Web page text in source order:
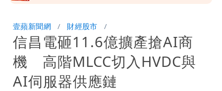
心海水倒灌再淹水
壹蘋新聞網 財經股市
信昌電砸11.6億擴產搶AI商
機 高階MLCC切入HVDC與
AI伺服器供應鏈